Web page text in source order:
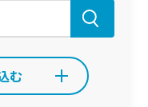
む